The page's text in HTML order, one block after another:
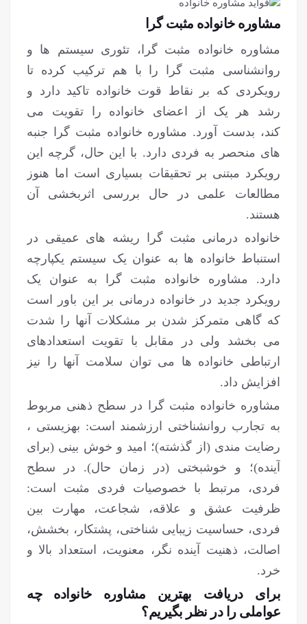
مشاوره خانواده مثبت گرا
مشاوره خانواده مثبت گرا، تئوری سیستم ها و
روانشناسی مثبت گرا را با هم ترکیب کرده تا
رویکردی که بر نقاط قوت خانواده تاکید دارد و
رشد هر یک از اعضای خانواده را تقویت می
کند، بدست آورد. مشاوره خانواده مثبت گرا جنبه
های منحصر به فردی دارد. با این حال، گرچه این
رویکرد مبتنی بر تحقیقات بسیاری است اما هنوز
مطالعات علمی در حال بررسی اثربخشی آن
هستند.
خانواده درمانی مثبت گرا ریشه های عمیقی در
استنباط خانواده ها به عنوان یک سیستم یکپارچه
دارد. مشاوره خانواده مثبت گرا به عنوان یک
رویکرد جدید در خانواده درمانی بر این باور است
که گاهی متمرکز شدن بر مشکلات آنها را شدت
می بخشد ولی در مقابل با تقویت استعدادهای
ارتباطی خانواده ها می توان سلامت آنها را نیز
افزایش داد.
مشاوره خانواده مثبت گرا در سطح ذهنی مربوط
به تجارب روانشناختی ارزشمند است: بهزیستی ،
رضایت مندی (از گذشته)؛ امید و خوش بینی (برای
آینده)؛ و خوشبختی (در زمان حال). در سطح
فردی، مرتبط با خصوصیات فردی مثبت است:
ظرفیت عشق و علاقه، شجاعت، مهارت بین
فردی، حساسیت زیبایی شناختی، پشتکار، بخشش،
اصالت، ذهنیت آینده نگر، معنویت، استعداد بالا و
خرد.
برای دریافت بهترین مشاوره خانواده چه
عواملی را در نظر بگیریم؟